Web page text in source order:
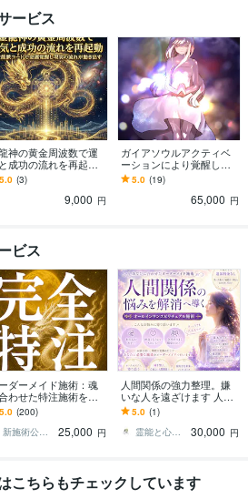
年 : 2010年
2013年
年
年 : 1992年
ファンダメンタル（OMG-Certified UML Pro
得年 : 2019年
取得年 : 2017年
2013年
ワーク
C++:15年
Java:15年
年 Perl:15年PHP:15年
PL/SQL:15年
年
ール
WordPress:15年ペライチ:15年Access:15年
Google スプレッドシート:15年
ドキュメント:15年Keynote:15年
年Word:15年BASE:15年
EC-Orange:15年Magento:15年
魂の情報アクセス
霊的覚醒と多次元意識
魂の記録を読む
釈迦悟り・覚醒ワーク
叡智で導く波動共鳴型ビジネス再生 ガンマ
ービス
神の黄金周波数で運
成功の流れを再起動
す 黄金龍脈コードで
覚醒し現実の流れが
5.0 (3)
9,000 円
ガイアソウルアクティベ
ーションにより覚醒しま
す Level2:9~10次元を超越
するスピリチュアル能力
5.0 (19)
65,000 円
ビス
ダーメイド施術：魂
わせた特注施術を承
す 唯一無二の霊的導
込めた完全オーダー
ドの特別な一品です
5.0 (200)
新施術公開→≪相手意識強制変化≫◆星桜龍
25,000 円
人間関係の強力整理。嫌
いな人を遠ざけます 人数
制限無し。悪縁解消、縁
結びを駆使して理想の人
間関係を構築
5.0 (1)
霊能と心理【カンナギ】
30,000 円
こちらもチェックしています